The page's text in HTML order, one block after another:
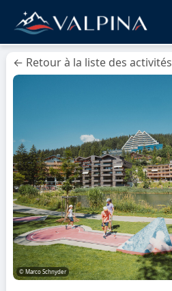
← Retour à la liste des activités
© Marco Schnyder